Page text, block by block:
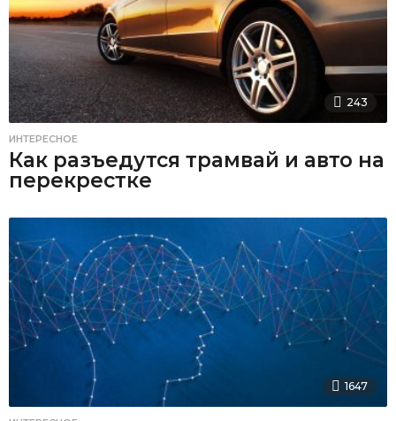
243
ИНТЕРЕСНОЕ
Как разъедутся трамвай и авто на
перекрестке
1647